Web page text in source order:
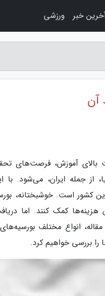
آن
بالای آموزش، فرصت‌های
از جمله ایران، می‌شود. با
کشور است. خوشبختانه،
کمک کنند. اما
انواع مختلف بورسیه‌های
بررسی خواهیم کرد.
خبر ورزشی